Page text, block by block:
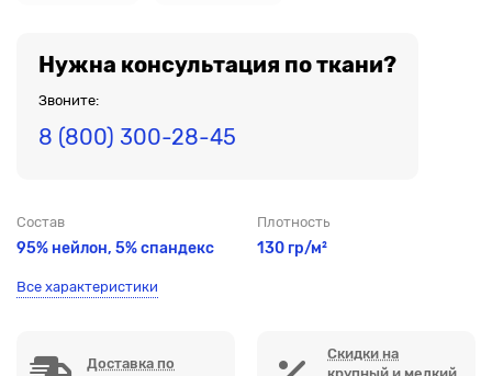
Нужна консультация по ткани?
Звоните:
8 (800) 300-28-45
Состав
95% нейлон, 5% спандекс
Плотность
130 гр/м²
Все характеристики
Доставка по
Скидки на